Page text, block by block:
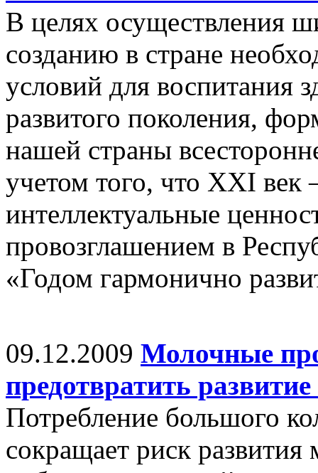
В целях осуществления
созданию в стране
условий для воспитания
развитого поколения,
нашей страны
учетом того, что XXI век
интеллектуальные
провозглашением в
«Годом гармонично
09.12.2009 Молочные
предотвратить
Потребление большого
сокращает риск